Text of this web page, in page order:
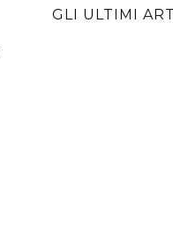
GLI ULTIMI